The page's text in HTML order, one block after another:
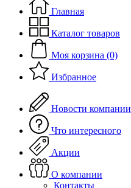
Главная
Каталог товаров
Моя корзина (0)
Избранное
Новости компании
Что интересного
Акции
О компании
Контакты